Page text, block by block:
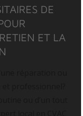
DE
ET LA